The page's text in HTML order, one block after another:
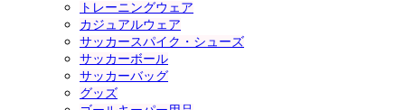
トレーニングウェア
カジュアルウェア
サッカースパイク・シューズ
サッカーボール
サッカーバッグ
グッズ